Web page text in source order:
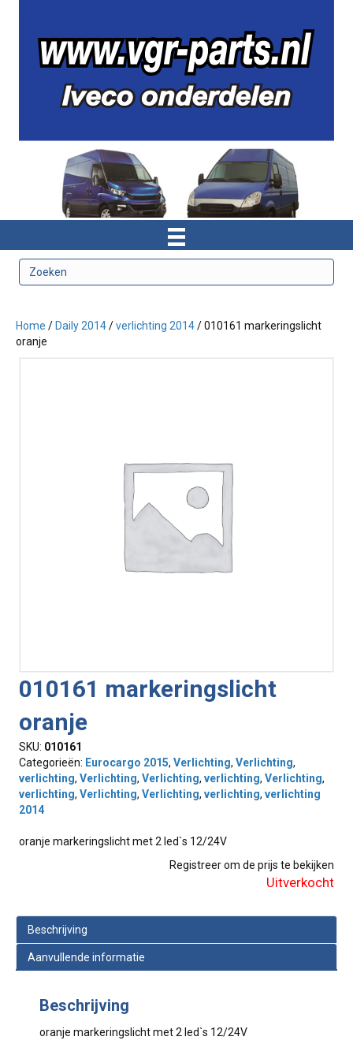
Home / Daily 2014/verlichting 2014/ 010161 markeringslicht
oranje
010161 markeringslicht
oranje
SKU: 010161
Categorieën: Eurocargo 2015, Verlichting, Verlichting,
verlichting, Verlichting, Verlichting, verlichting, Verlichting,
verlichting, Verlichting, Verlichting, verlichting, verlichting
2014
oranje markeringslicht met 2 led`s 12/24V
Registreer om de prijs te bekijken
Uitverkocht
Beschrijving
Aanvullende informatie
Beschrijving
oranje markeringslicht met 2 led`s 12/24V